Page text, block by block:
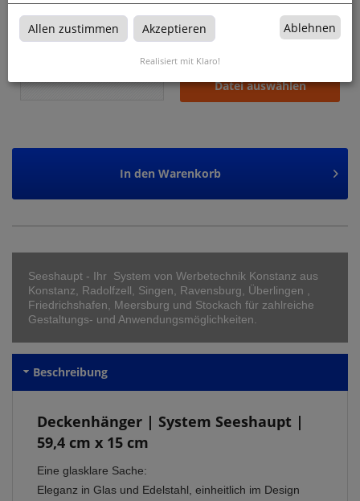
Datenupload
Datei auswählen
In den Warenkorb
Seeshaupt - Ihr System von Werbetechnik Konstanz aus
Konstanz, Radolfzell, Singen, Ravensburg, Überlingen ,
Friedrichshafen, Meersburg und Stockach für zahlreiche
Gestaltungs- und Anwendungsmöglichkeiten.
Beschreibung
Deckenhänger | System Seeshaupt |
59,4 cm x 15 cm
Eine glasklare Sache:
Eleganz in Glas und Edelstahl, einheitlich im Design
Allen zustimmen Akzeptieren Ablehnen
Realisiert mit Klaro!